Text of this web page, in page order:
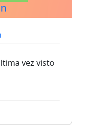
vez visto